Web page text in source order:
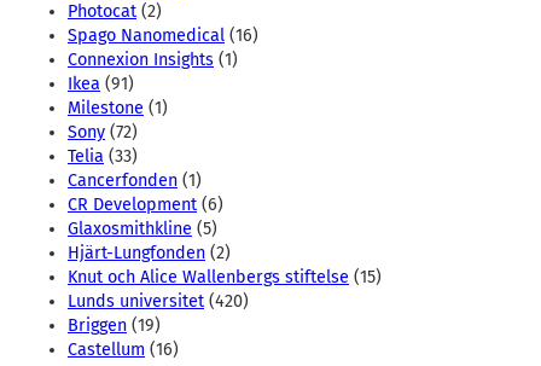
Photocat (2)
Spago Nanomedical (16)
Connexion Insights (1)
Ikea (91)
Milestone (1)
Sony (72)
Telia (33)
Cancerfonden (1)
CR Development (6)
Glaxosmithkline (5)
Hjärt-Lungfonden (2)
Knut och Alice Wallenbergs stiftelse (15)
Lunds universitet (420)
Briggen (19)
Castellum (16)